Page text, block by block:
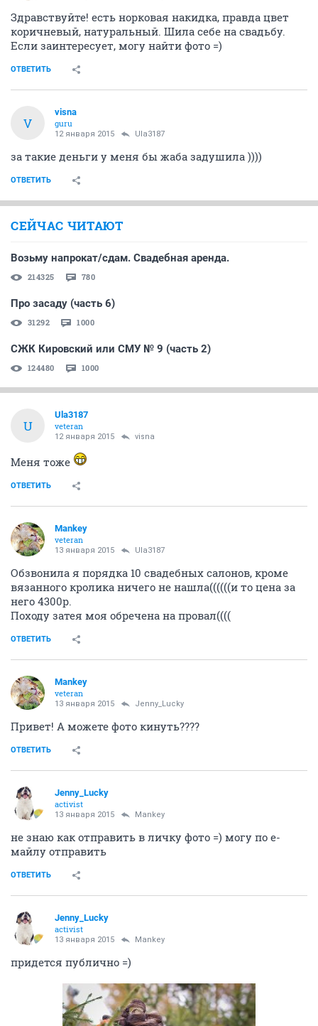
Здравствуйте! есть норковая накидка, правда цвет
коричневый, натуральный. Шила себе на свадьбу.
Если заинтересует, могу найти фото =)
ОТВЕТИТЬ
V
visna
guru
12 января 2015 Ula3187
за такие деньги у меня бы жаба задушила ))))
ОТВЕТИТЬ
СЕЙЧАС ЧИТАЮТ
Возьму напрокат/сдам. Свадебная аренда.
214325 780
Про засаду (часть 6)
31292 1000
СЖК Кировский или СМУ № 9 (часть 2)
124480 1000
U
Ula3187
veteran
12 января 2015 visna
Меня тоже
ОТВЕТИТЬ
Mankey
veteran
13 января 2015 Ula3187
Обзвонила я порядка 10 свадебных салонов, кроме
вязанного кролика ничего не нашла((((((и то цена за
него 4300р.
Походу затея моя обречена на провал((((
ОТВЕТИТЬ
Mankey
veteran
13 января 2015 Jenny_Lucky
Привет! А можете фото кинуть????
ОТВЕТИТЬ
Jenny_Lucky
activist
13 января 2015 Mankey
не знаю как отправить в личку фото =) могу по е-
майлу отправить
ОТВЕТИТЬ
Jenny_Lucky
activist
13 января 2015 Mankey
придется публично =)